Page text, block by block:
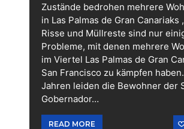
Zustände bedrohen mehrere
in Las Palmas de Gran Canariaks
Risse und Müllreste sind nur
Probleme, mit denen mehrere
im Viertel Las Palmas de Gran
San Francisco zu kämpfen
Jahren leiden die Bewohner der
Gobernador…
READ MORE